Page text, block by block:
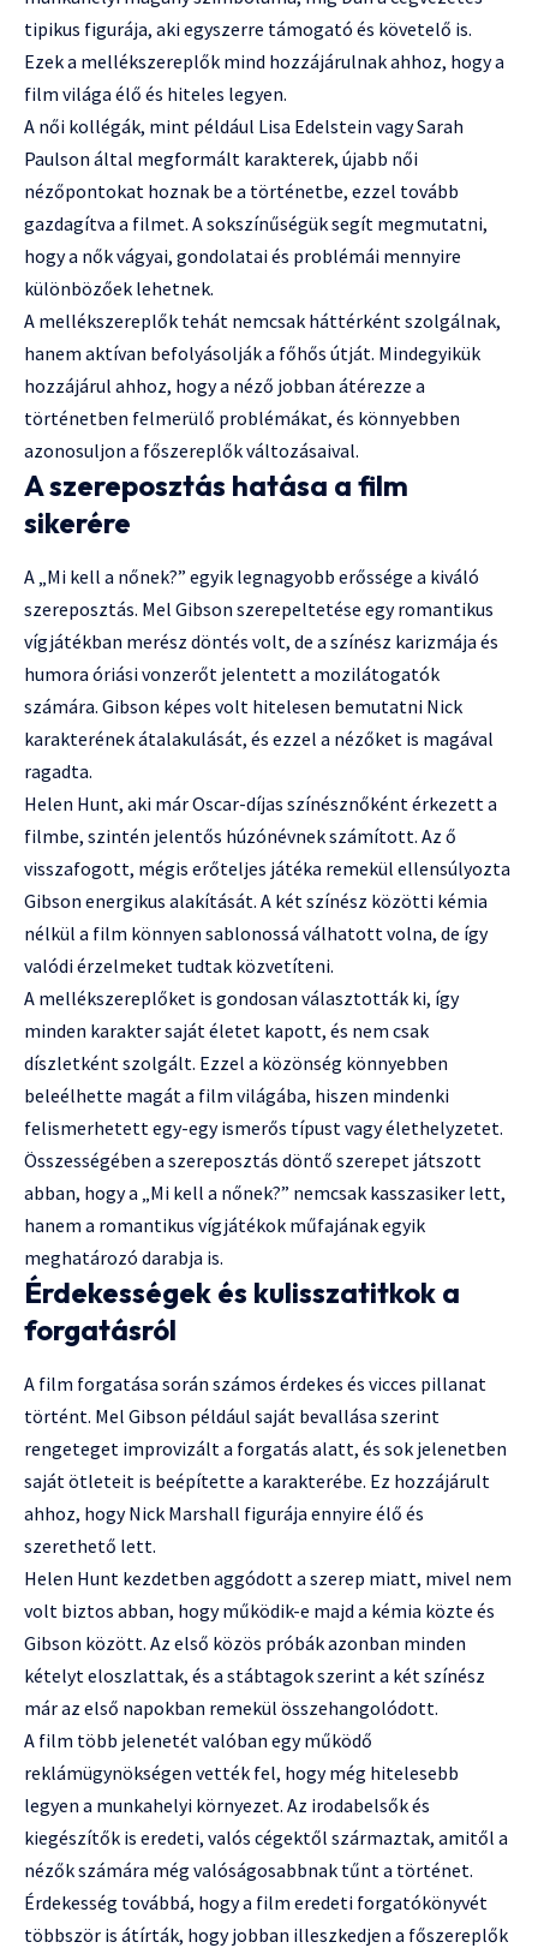
tipikus figurája, aki egyszerre támogató és követelő is.
Ezek a mellékszereplők mind hozzájárulnak ahhoz, hogy a
film világa élő és hiteles legyen.
A női kollégák, mint például Lisa Edelstein vagy Sarah
Paulson által megformált karakterek, újabb női
nézőpontokat hoznak be a történetbe, ezzel tovább
gazdagítva a filmet. A sokszínűségük segít megmutatni,
hogy a nők vágyai, gondolatai és problémái mennyire
különbözőek lehetnek.
A mellékszereplők tehát nemcsak háttérként szolgálnak,
hanem aktívan befolyásolják a főhős útját. Mindegyikük
hozzájárul ahhoz, hogy a néző jobban átérezze a
történetben felmerülő problémákat, és könnyebben
azonosuljon a főszereplők változásaival.
A szereposztás hatása a film
sikerére
A „Mi kell a nőnek?” egyik legnagyobb erőssége a kiváló
szereposztás. Mel Gibson szerepeltetése egy romantikus
vígjátékban merész döntés volt, de a színész karizmája és
humora óriási vonzerőt jelentett a mozilátogatók
számára. Gibson képes volt hitelesen bemutatni Nick
karakterének átalakulását, és ezzel a nézőket is magával
ragadta.
Helen Hunt, aki már Oscar-díjas színésznőként érkezett a
filmbe, szintén jelentős húzónévnek számított. Az ő
visszafogott, mégis erőteljes játéka remekül ellensúlyozta
Gibson energikus alakítását. A két színész közötti kémia
nélkül a film könnyen sablonossá válhatott volna, de így
valódi érzelmeket tudtak közvetíteni.
A mellékszereplőket is gondosan választották ki, így
minden karakter saját életet kapott, és nem csak
díszletként szolgált. Ezzel a közönség könnyebben
beleélhette magát a film világába, hiszen mindenki
felismerhetett egy-egy ismerős típust vagy élethelyzetet.
Összességében a szereposztás döntő szerepet játszott
abban, hogy a „Mi kell a nőnek?” nemcsak kasszasiker lett,
hanem a romantikus vígjátékok műfajának egyik
meghatározó darabja is.
Érdekességek és kulisszatitkok a
forgatásról
A film forgatása során számos érdekes és vicces pillanat
történt. Mel Gibson például saját bevallása szerint
rengeteget improvizált a forgatás alatt, és sok jelenetben
saját ötleteit is beépítette a karakterébe. Ez hozzájárult
ahhoz, hogy Nick Marshall figurája ennyire élő és
szerethető lett.
Helen Hunt kezdetben aggódott a szerep miatt, mivel nem
volt biztos abban, hogy működik-e majd a kémia közte és
Gibson között. Az első közös próbák azonban minden
kételyt eloszlattak, és a stábtagok szerint a két színész
már az első napokban remekül összehangolódott.
A film több jelenetét valóban egy működő
reklámügynökségen vették fel, hogy még hitelesebb
legyen a munkahelyi környezet. Az irodabelsők és
kiegészítők is eredeti, valós cégektől származtak, amitől a
nézők számára még valóságosabbnak tűnt a történet.
Érdekesség továbbá, hogy a film eredeti forgatókönyvét
többször is átírták, hogy jobban illeszkedjen a főszereplők